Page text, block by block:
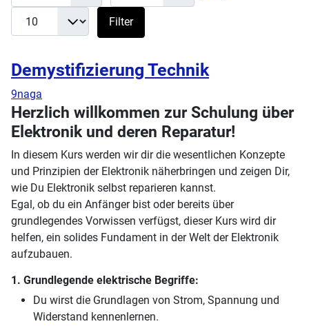
Filter
Demystifizierung Technik
9naga
Herzlich willkommen zur Schulung über
Elektronik und deren Reparatur!
In diesem Kurs werden wir dir die wesentlichen Konzepte
und Prinzipien der Elektronik näherbringen und zeigen Dir,
wie Du Elektronik selbst reparieren kannst.
Egal, ob du ein Anfänger bist oder bereits über
grundlegendes Vorwissen verfügst, dieser Kurs wird dir
helfen, ein solides Fundament in der Welt der Elektronik
aufzubauen.
1. Grundlegende elektrische Begriffe:
Du wirst die Grundlagen von Strom, Spannung und
Widerstand kennenlernen.